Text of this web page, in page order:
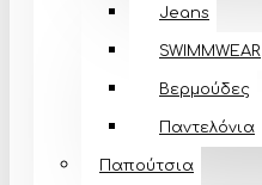
Jeans
SWIMMWEAR
Βερμούδες
Παντελόνια
Παπούτσια